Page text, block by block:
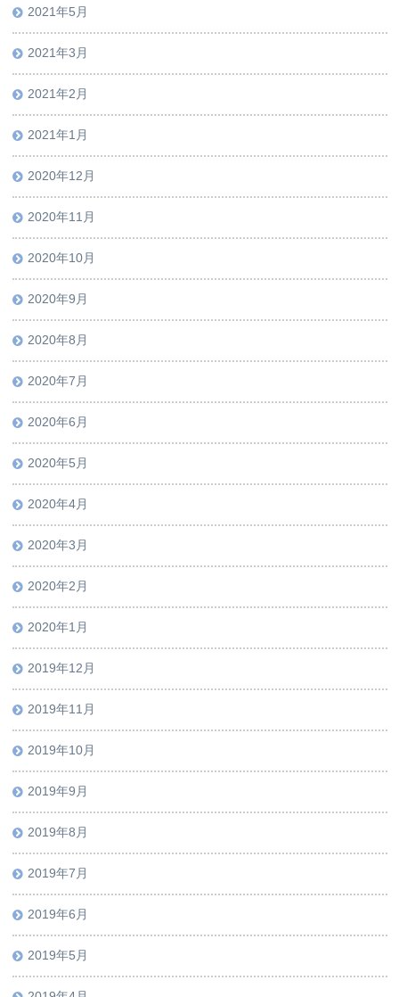
2021年5月
2021年3月
2021年2月
2021年1月
2020年12月
2020年11月
2020年10月
2020年9月
2020年8月
2020年7月
2020年6月
2020年5月
2020年4月
2020年3月
2020年2月
2020年1月
2019年12月
2019年11月
2019年10月
2019年9月
2019年8月
2019年7月
2019年6月
2019年5月